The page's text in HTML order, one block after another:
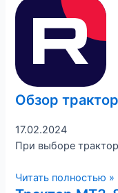
Обзор
17.02.2024
При выборе
Читать полностью »